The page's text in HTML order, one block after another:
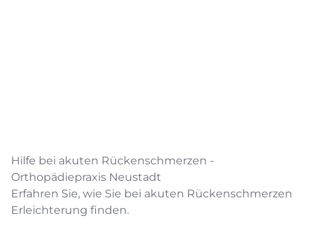
Hilfe bei akuten Rückenschmerzen -
Orthopädiepraxis Neustadt
Erfahren Sie, wie Sie bei akuten Rückenschmerzen
Erleichterung finden.